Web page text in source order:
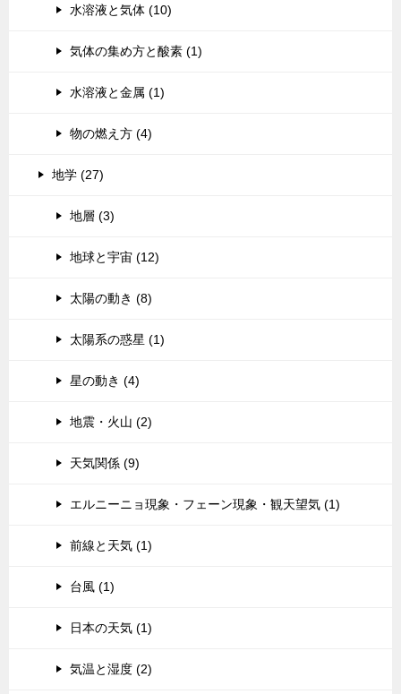
水溶液と気体 (10)
気体の集め方と酸素 (1)
水溶液と金属 (1)
物の燃え方 (4)
地学 (27)
地層 (3)
地球と宇宙 (12)
太陽の動き (8)
太陽系の惑星 (1)
星の動き (4)
地震・火山 (2)
天気関係 (9)
エルニーニョ現象・フェーン現象・観天望気 (1)
前線と天気 (1)
台風 (1)
日本の天気 (1)
気温と湿度 (2)